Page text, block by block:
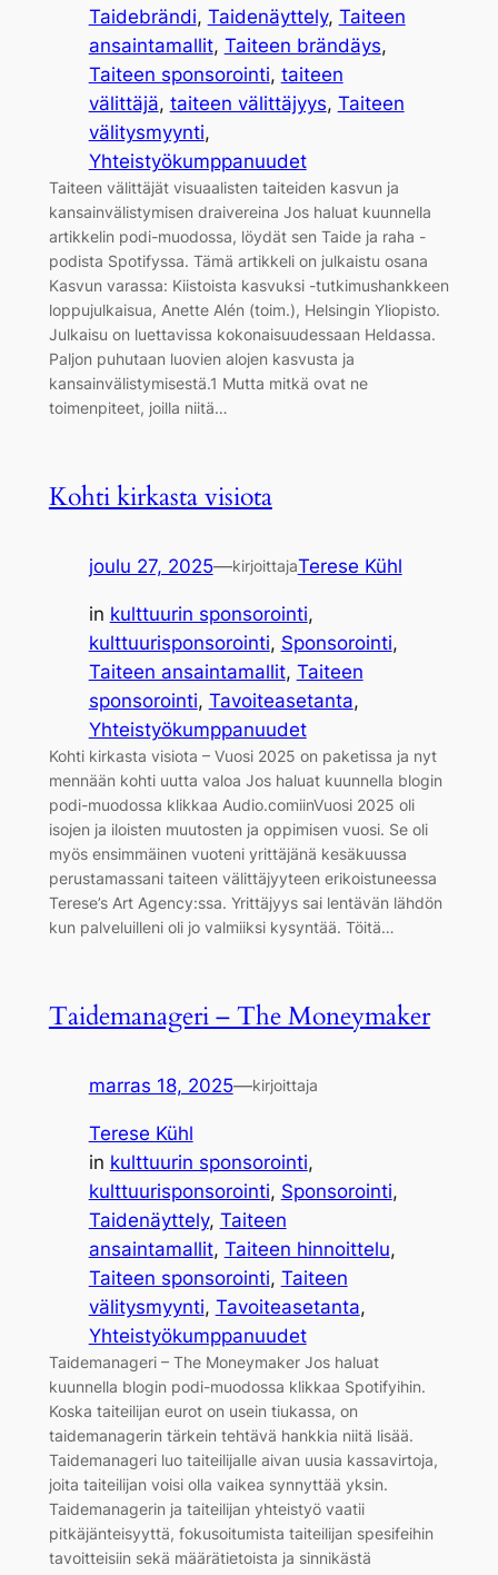
Taidebrändi, Taidenäyttely, Taiteen
ansaintamallit, Taiteen brändäys
Taiteen sponsorointi, taiteen
välittäjä, taiteen välittäjyys, Taiteen
välitysmyynti
Yhteistyökumppanuudet
Taiteen välittäjät visuaalisten taiteiden kasvun ja
kansainvälistymisen draivereina Jos haluat kuunnella
artikkelin podi-muodossa, löydät sen Taide ja raha -
podista Spotifyssa. Tämä artikkeli on julkaistu osana
Kasvun varassa: Kiistoista kasvuksi -tutkimushankkeen
loppujulkaisua, Anette Alén (toim.), Helsingin Yliopisto.
Julkaisu on luettavissa kokonaisuudessaan Heldassa.
Paljon puhutaan luovien alojen kasvusta ja
kansainvälistymisestä.1 Mutta mitkä ovat ne
toimenpiteet, joilla niitä…
Kohti kirkasta visiota
joulu 27, 2025—kirjoittajaTerese Kühl
in kulttuurin sponsorointi
kulttuurisponsorointi, Sponsorointi
Taiteen ansaintamallit, Taiteen
sponsorointi, Tavoiteasetanta
Yhteistyökumppanuudet
Kohti kirkasta visiota – Vuosi 2025 on paketissa ja nyt
mennään kohti uutta valoa Jos haluat kuunnella blogin
podi-muodossa klikkaa Audio.comiinVuosi 2025 oli
isojen ja iloisten muutosten ja oppimisen vuosi. Se oli
myös ensimmäinen vuoteni yrittäjänä kesäkuussa
perustamassani taiteen välittäjyyteen erikoistuneessa
Terese’s Art Agency:ssa. Yrittäjyys sai lentävän lähdön
kun palveluilleni oli jo valmiiksi kysyntää. Töitä…
Taidemanageri – The Moneymaker
marras 18, 2025—kirjoittaja
Terese Kühl
in kulttuurin sponsorointi
kulttuurisponsorointi, Sponsorointi
Taidenäyttely, Taiteen
ansaintamallit, Taiteen hinnoittelu
Taiteen sponsorointi, Taiteen
välitysmyynti, Tavoiteasetanta
Yhteistyökumppanuudet
Taidemanageri – The Moneymaker Jos haluat
kuunnella blogin podi-muodossa klikkaa Spotifyihin.
Koska taiteilijan eurot on usein tiukassa, on
taidemanagerin tärkein tehtävä hankkia niitä lisää.
Taidemanageri luo taiteilijalle aivan uusia kassavirtoja,
joita taiteilijan voisi olla vaikea synnyttää yksin.
Taidemanagerin ja taiteilijan yhteistyö vaatii
pitkäjänteisyyttä, fokusoitumista taiteilijan spesifeihin
tavoitteisiin sekä määrätietoista ja sinnikästä